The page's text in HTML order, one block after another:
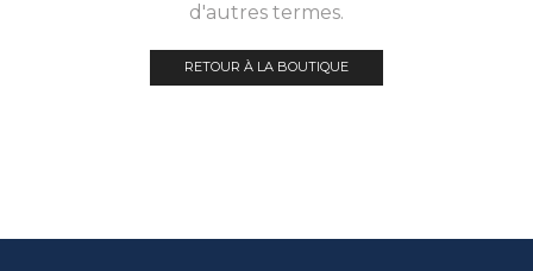
d'autres termes.
RETOUR À LA BOUTIQUE